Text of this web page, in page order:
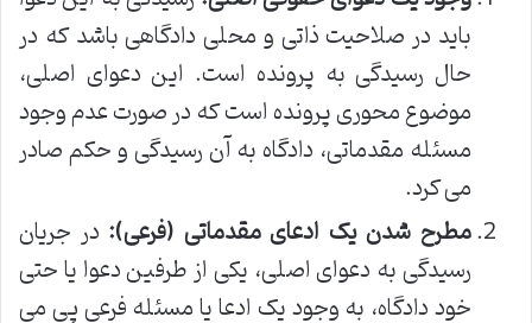
باید در صلاحیت ذاتی و محلی دادگاهی باشد که در
حال رسیدگی به پرونده است. این دعوای اصلی،
موضوع محوری پرونده است که در صورت عدم وجود
مسئله مقدماتی، دادگاه به آن رسیدگی و حکم صادر
می کرد.
مطرح شدن یک ادعای مقدماتی (فرعی): در جریان
رسیدگی به دعوای اصلی، یکی از طرفین دعوا یا حتی
خود دادگاه، به وجود یک ادعا یا مسئله فرعی پی می